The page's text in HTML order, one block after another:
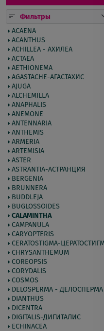
Фильтры
ACAENA
ACANTHUS
ACHILLEA - АХИЛЕА
ACTAEA
AETHIONEMA
AGASTACHE-АГАСТАХИС
AJUGA
ALCHEMILLA
ANAPHALIS
ANEMONE
ANTENNARIA
ANTHEMIS
ARMERIA
ARTEMISIA
ASTER
ASTRANTIA-АСТРАНЦИЯ
BERGENIA
BRUNNERA
BUDDLEJA
BUGLOSSOIDES
CALAMINTHA
CAMPANULA
CARYOPTERIS
CERATOSTIGMA-
CHRYSANTHEMUM
COREOPSIS
CORYDALIS
COSMOS
DELOSPERMA - ДЕЛОСПЕРМА
DIANTHUS
DICENTRA
DIGITALIS-ДИГИТАЛИС
ECHINACEA